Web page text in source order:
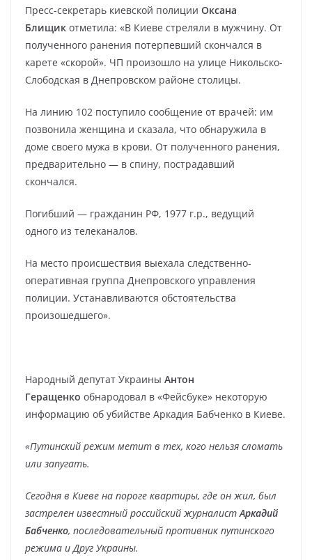
Пресс-секретарь киевской полиции Оксана
Блищик отметила: «В Киеве стреляли в мужчину. От
полученного ранения потерпевший скончался в
карете «скорой». ЧП произошло на улице Никольско-
Слободская в Днепровском районе столицы.
На линию 102 поступило сообщение от врачей: им
позвонила женщина и сказала, что обнаружила в
доме своего мужа в крови. От полученного ранения,
предварительно — в спину, пострадавший
скончался.
Погибший — гражданин РФ, 1977 г.р., ведущий
одного из телеканалов.
На место происшествия выехала следственно-
оперативная группа Днепровского управления
полиции. Устанавливаются обстоятельства
произошедшего».
Народный депутат Украины Антон
Геращенко обнародовал в «Фейсбуке» некоторую
информацию об убийстве Аркадия Бабченко в Киеве.
«Путинский режим метит в тех, кого нельзя сломать
или запугать.
Сегодня в Киеве на пороге квартиры, где он жил, был
застрелен известный российский журналистАркадий
Бабченко, последовательный противник путинского
режима и Друг Украины.